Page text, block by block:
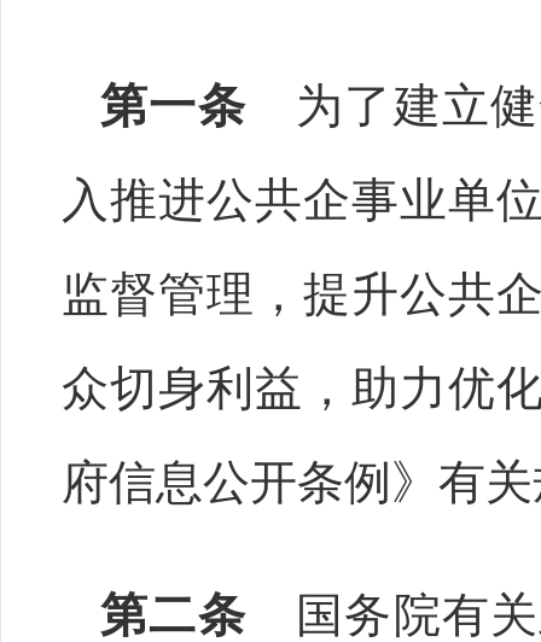
第一条 为了建立
入推进公共企事业单
监督管理，提升公共
众切身利益，助力优
府信息公开条例》有
第二条国务院有关